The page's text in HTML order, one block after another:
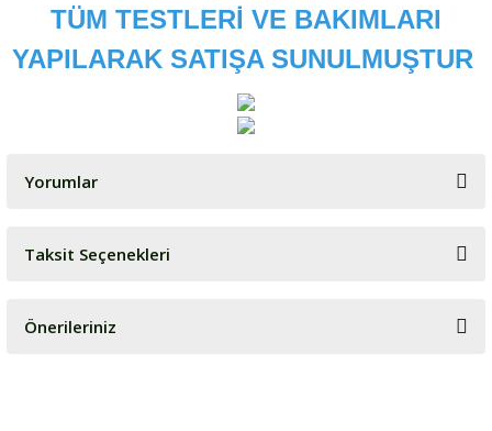
TÜM TESTLERİ VE BAKIMLARI
YAPILARAK SATIŞA SUNULMUŞTUR
Yorumlar
Bu ürüne ilk yorumu siz yapın!
Taksit Seçenekleri
Önerileriniz